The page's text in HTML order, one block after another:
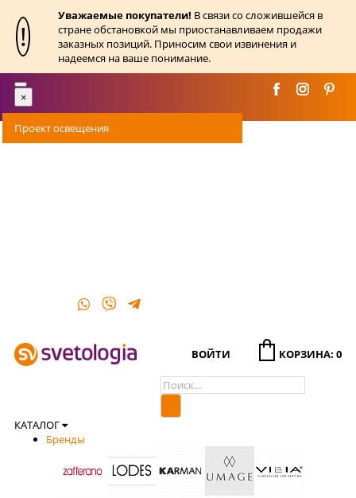
!
Уважаемые покупатели! В связи со сложившейся в
стране обстановкой мы приостанавливаем продажи
заказных позиций. Приносим свои извинения и
надеемся на ваше понимание.
Toggle
navigation
×
Проект освещения
ВОЙТИ КОРЗИНА: 0
КАТАЛОГ
Бренды